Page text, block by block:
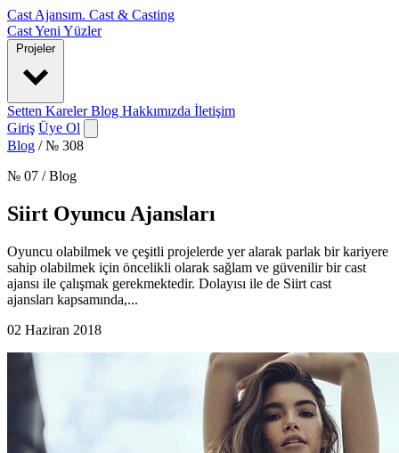
Cast Ajansım. Cast & Casting
CastYeni Yüzler
Projeler
Setten KarelerBlog Hakkımızda İletişim
Giriş Üye Ol
Blog / № 308
№ 07 / Blog
Siirt Oyuncu Ajansları
Oyuncu olabilmek ve çeşitli projelerde yer alarak parlak bir kariyere
sahip olabilmek için öncelikli olarak sağlam ve güvenilir bir cast
ajansı ile çalışmak gerekmektedir. Dolayısı ile de Siirt cast
ajansları kapsamında,...
02 Haziran 2018